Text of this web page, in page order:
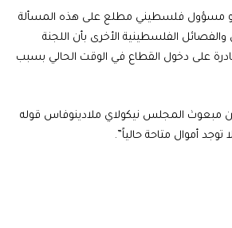
مسؤول فلسطيني مطلع على هذه المسألة
الفلسطينية الأخرى بأن اللجنة
قادرة على دخول القطاع في الوقت الحالي بسبب
مبعوث المجلس نيكولاي ملادينوفاس قوله
أموال متاحة حالياً”.